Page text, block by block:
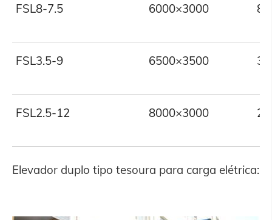
FSL8-7.5 6000×3000 8
FSL3.5-9 6500×3500
FSL2.5-12 8000×3000
Elevador duplo tipo tesoura para carga elétrica: